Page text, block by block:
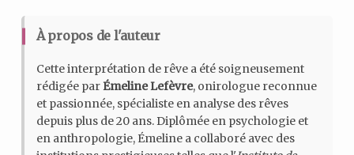
À propos de l'auteur
Cette interprétation de rêve a été soigneusement
rédigée parÉmeline Lefèvre, onirologue reconnue
et passionnée, spécialiste en analyse des rêves
depuis plus de 20 ans. Diplômée en psychologie et
en anthropologie, Émeline a collaboré avec des